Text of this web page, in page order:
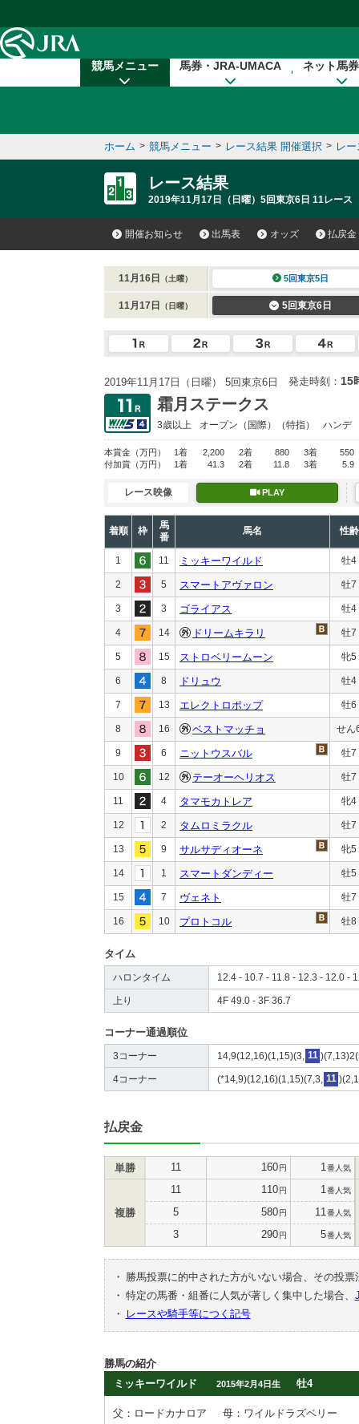
競馬メニュー 馬券・JRA-UMACA ネット馬
ホーム > 競馬メニュー > レース結果 開催選択 > レ
レース結果
2019年11月17日（日曜）5回東京6日 11レース
開催お知らせ 出馬表 オッズ 払戻金
11月16日 （土曜） 5回東京5日
11月17日 （日曜） 5回東京6日
2019年11月17日（日曜） 5回東京6日 発走時刻： 15
霜月ステークス
3歳以上 オープン （国際）（特指） ハンデ
本賞金 （万円） 1着 2,200 2着 880 3着
550
付加賞 （万円） 1着 41.3 2着 11.8 3着 5.9
レース映像 PLAY
着順 枠
馬
番
馬名 性齢
1 11 ミッキーワイルド 牡4
2 5 スマートアヴァロン 牡7
3 3 ゴライアス 牡4
4 14 ドリームキラリ 牡7
5 15 ストロベリームーン 牝5
6 8 ドリュウ 牡4
7 13 エレクトロポップ 牡6
8 16 ベストマッチョ せん
9 6 ニットウスバル 牡7
10 12 テーオーヘリオス 牡7
11 4 タマモカトレア 牝4
12 2 タムロミラクル 牡7
13 9 サルサディオーネ 牝5
14 1 スマートダンディー 牡5
15 7 ヴェネト 牡7
16 10 プロトコル 牡8
タイム
ハロンタイム 12.4 - 10.7 - 11.8 - 12.3 - 12.0 -
上り 4F 49.0 - 3F 36.7
コーナー通過順位
3コーナー 14,9(12,16)(1,15)(3, 11
4コーナー (*14,9)(12,16)(1,15)(7,3, 11
払戻金
単勝 11 160円 1 番人気
複勝
11 110円 1 番人気
5 580円 11 番人気
3 290円 5番人気
・
勝馬投票に的中された方がいない場合、その投
・ 特定の馬番・組番に人気が著しく集中した場合、
・
レースや騎手等につく記号
勝馬の紹介
ミッキーワイルド
2015年2月4日生 牡4
父：ロードカナロア
母：ワイルドラズベリー